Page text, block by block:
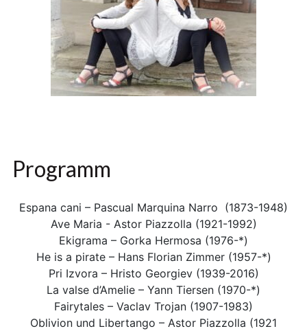
Programm
Espana cani – Pascual Marquina Narro (1873-1948)
Ave Maria - Astor Piazzolla (1921-1992)
Ekigrama – Gorka Hermosa (1976-*)
He is a pirate – Hans Florian Zimmer (1957-*)
Pri Izvora – Hristo Georgiev (1939-2016)
La valse d’Amelie – Yann Tiersen (1970-*)
Fairytales – Vaclav Trojan (1907-1983)
Oblivion und Libertango – Astor Piazzolla (1921